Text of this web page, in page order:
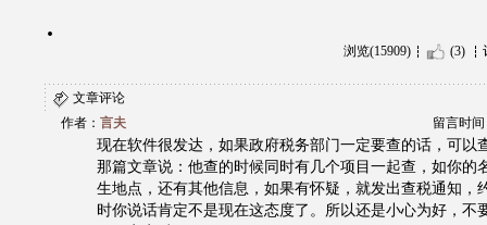
.
浏览(15909) (3)
文章评论
作者： 言夫 留言时间
现在软件很发达，如果政府税务部门一定要查的话，可以
那篇文章说：他查的时候同时有几个项目一起查，如你的
生地点，还有其他信息，如果有怀疑，就发出查税通知，
时你说话肯定不是现在这态度了。所以还是小心为好，不